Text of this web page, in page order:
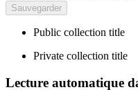
Public collection title
Private collection title
Lecture automatique